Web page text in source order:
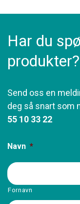
Har du
produkter?
Send oss en
deg så snart som
55 10 33 22
Navn *
Fornavn